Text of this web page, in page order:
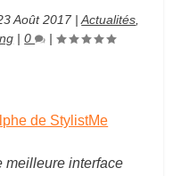
Août 2017|Actualités
|0 |
de StylistMe
meilleure interface